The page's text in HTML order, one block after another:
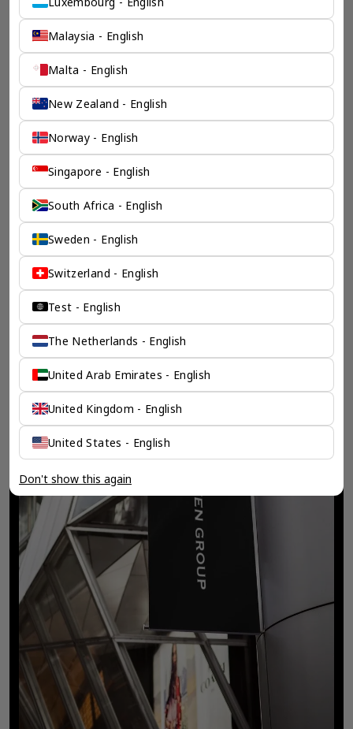
了解香港伦敦奕资咨询有限公司 >
Malaysia - English
Malta - English
New Zealand - English
Norway - English
Singapore - English
South Africa - English
Sweden - English
Switzerland - English
Test - English
The Netherlands - English
United Arab Emirates - English
United Kingdom - English
United States - English
Don't show this again